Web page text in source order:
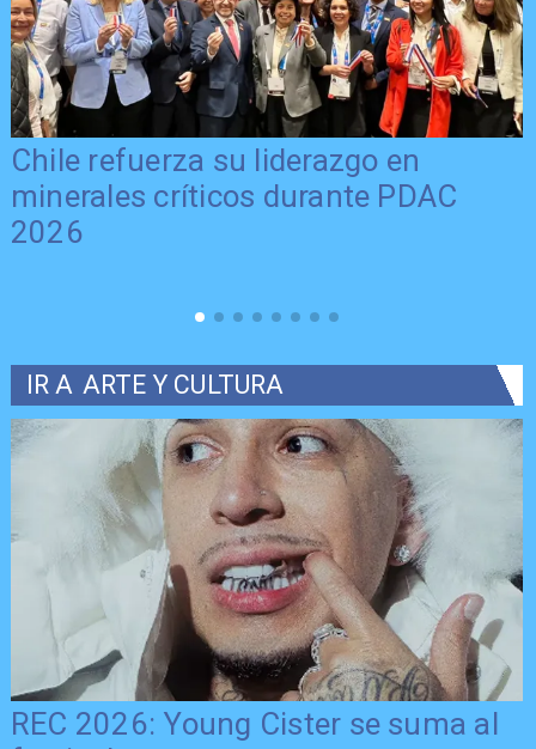
Chile refuerza su liderazgo en
minerales críticos durante PDAC
2026
IR A ARTE Y CULTURA
REC 2026: Young Cister se suma al